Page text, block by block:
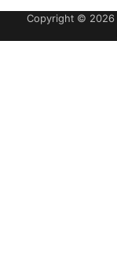
Copyright © 2026